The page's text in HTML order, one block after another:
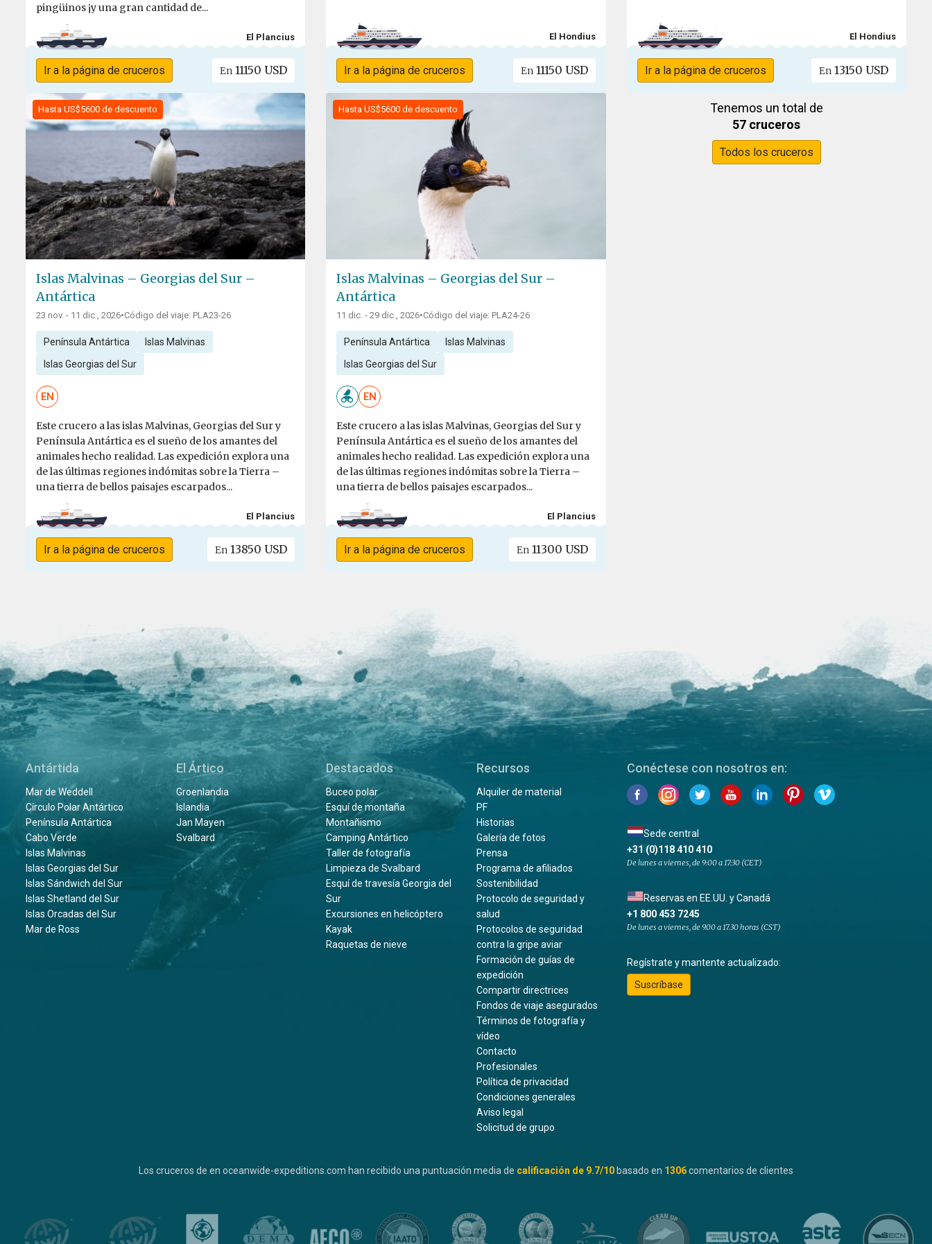
pingüinos ¡y una gran cantidad de...
El Plancius
Ir a la página de cruceros En 11150 USD
El Hondius
Ir a la página de cruceros En11150 USD
El Hondius
Ir a la página de cruceros En 13150 USD
Hasta US$5600 de descuento
Islas Malvinas – Georgias del Sur –
Antártica
23 nov. - 11 dic., 2026•Código del viaje: PLA23-26
Península Antártica Islas Malvinas
Islas Georgias del Sur
EN
Este crucero a las islas Malvinas, Georgias del Sur y
Península Antártica es el sueño de los amantes del
animales hecho realidad. Las expedición explora una
de las últimas regiones indómitas sobre la Tierra –
una tierra de bellos paisajes escarpados...
El Plancius
Ir a la página de cruceros En 13850 USD
Hasta US$5600 de descuento
Islas Malvinas – Georgias del Sur –
Antártica
11 dic. - 29 dic., 2026•Código del viaje: PLA24-26
Península Antártica Islas Malvinas
Islas Georgias del Sur
EN
Este crucero a las islas Malvinas, Georgias del Sur y
Península Antártica es el sueño de los amantes del
animales hecho realidad. Las expedición explora una
de las últimas regiones indómitas sobre la Tierra –
una tierra de bellos paisajes escarpados...
El Plancius
Ir a la página de cruceros En11300 USD
Tenemos un total de
57 cruceros
Todos los cruceros
Antártida
Mar de Weddell
Círculo Polar Antártico
Península Antártica
Cabo Verde
Islas Malvinas
Islas Georgias del Sur
Islas Sándwich del Sur
Islas Shetland del Sur
Islas Orcadas del Sur
Mar de Ross
El Ártico
Groenlandia
Islandia
Jan Mayen
Svalbard
Destacados
Buceo polar
Esquí de montaña
Montañismo
Camping Antártico
Taller de fotografía
Limpieza de Svalbard
Esquí de travesía Georgia del
Sur
Excursiones en helicóptero
Kayak
Raquetas de nieve
Recursos
Alquiler de material
PF
Historias
Galería de fotos
Prensa
Programa de afiliados
Sostenibilidad
Protocolo de seguridad y
salud
Protocolos de seguridad
contra la gripe aviar
Formación de guías de
expedición
Compartir directrices
Fondos de viaje asegurados
Términos de fotografía y
vídeo
Contacto
Profesionales
Política de privacidad
Condiciones generales
Aviso legal
Solicitud de grupo
Conéctese con nosotros en:
Sede central
+31 (0)118 410 410
De lunes a viernes, de 9:00 a 17:30 (CET)
Reservas en EE.UU. y Canadá
+1 800 453 7245
De lunes a viernes, de 9.00 a 17.30 horas (CST)
Regístrate y mantente actualizado:
Suscríbase
Los cruceros de en oceanwide-expeditions.com han recibido una puntuación media de calificación de 9.7/10 basado en 1306comentarios de clientes